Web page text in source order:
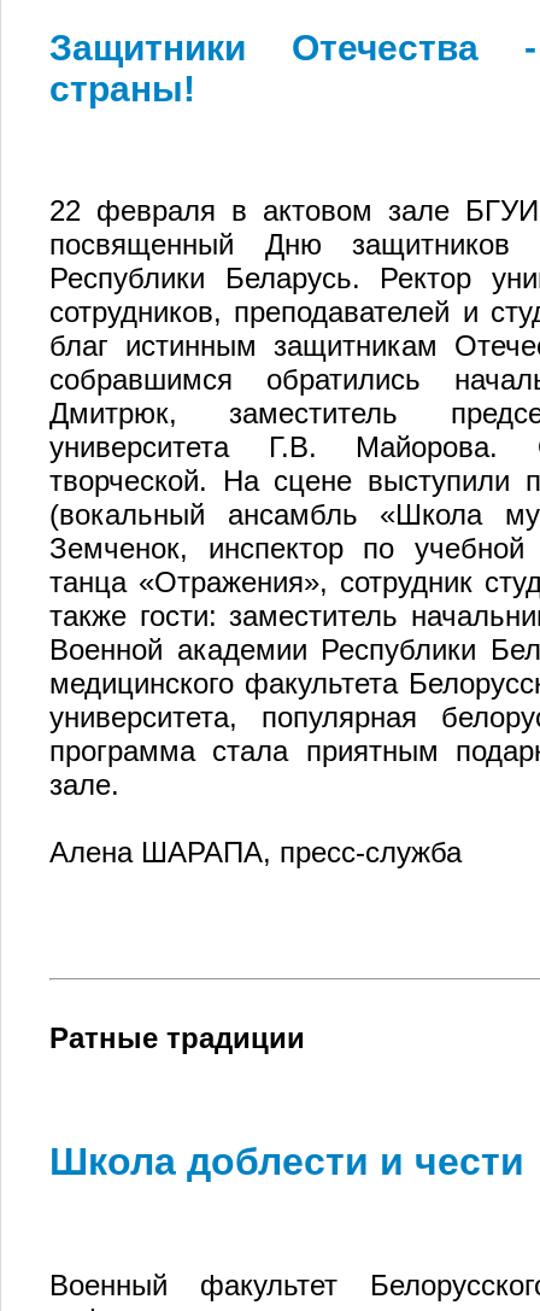
Защитники Отечества
страны!
22 февраля в актовом зале
посвященный Дню
Республики Беларусь. Ректор
сотрудников, преподавателей и
благ истинным защитникам
собравшимся обратились
Дмитрюк, заместитель
университета Г.В. Майорова.
творческой. На сцене выступили
(вокальный ансамбль «Школа
Земченок, инспектор по
танца «Отражения», сотрудник
также гости: заместитель
Военной академии Республики
медицинского факультета
университета, популярная
программа стала приятным
зале.
Алена ШАРАПА, пресс-служба
Ратные традиции
Школа доблести и чести
Военный факультет